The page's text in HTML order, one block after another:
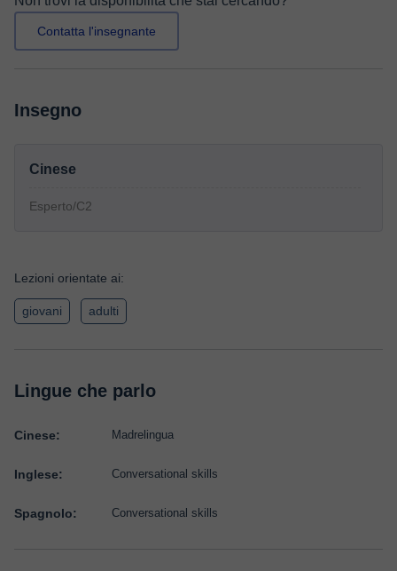
Contatta l'insegnante
Insegno
Cinese
Esperto/C2
Lezioni orientate ai:
giovani adulti
Lingue che parlo
Cinese: Madrelingua
Inglese: Conversational skills
Spagnolo: Conversational skills